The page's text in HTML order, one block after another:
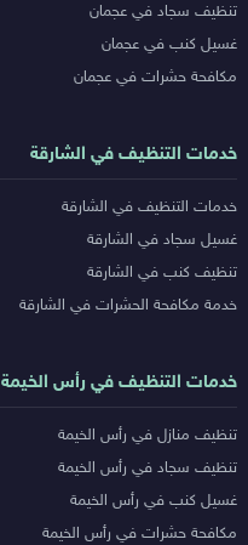
تنظيف سجاد في عجمان
غسيل كنب في عجمان
مكافحة حشرات في عجمان
خدمات التنظيف في الشارقة
خدمات التنظيف في الشارقة
غسيل سجاد في الشارقة
تنظيف كنب في الشارقة
خدمة مكافحة الحشرات في الشارقة
خدمات التنظيف في رأس الخيمة
تنظيف منازل في رأس الخيمة
تنظيف سجاد في رأس الخيمة
غسيل كنب في رأس الخيمة
مكافحة حشرات في رأس الخيمة